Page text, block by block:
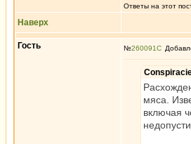
Ответы на этот
Наверх
Гость №260091
мяса.
включая